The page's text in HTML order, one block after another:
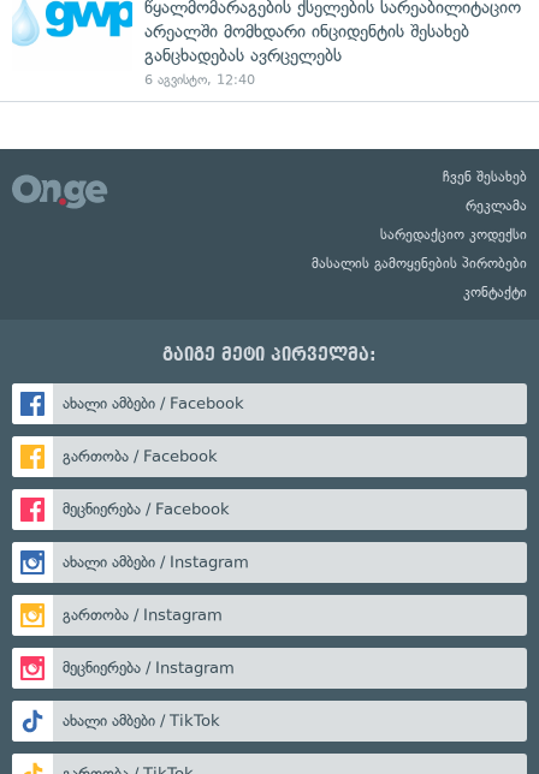
წყალმომარაგების ქსელების სარეაბილიტაციო
არეალში მომხდარი ინციდენტის შესახებ
განცხადებას ავრცელებს
6 აგვისტო, 12:40
ჩვენ შესახებ
რეკლამა
სარედაქციო კოდექსი
მასალის გამოყენების პირობები
კონტაქტი
გაიგე მეტი პირველმა:
ახალი ამბები / Facebook
გართობა / Facebook
მეცნიერება / Facebook
ახალი ამბები / Instagram
გართობა / Instagram
მეცნიერება / Instagram
ახალი ამბები / TikTok